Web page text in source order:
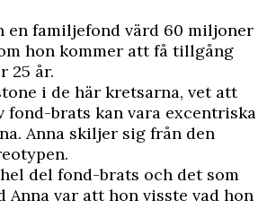
en familjefond värd 60 miljoner
hon kommer att få tillgång
25 år.
i de här kretsarna, vet att
fond-brats kan vara excentriska
Anna skiljer sig från den
del fond-brats och det som
Anna var att hon visste vad hon